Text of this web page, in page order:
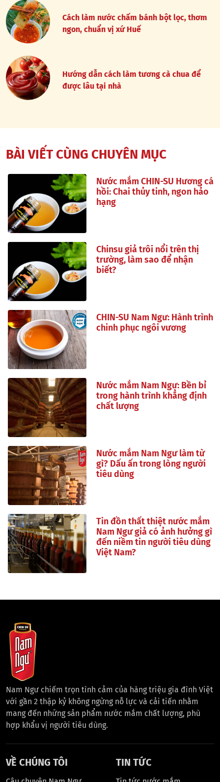
Cách làm nước chấm bánh bột lọc, thơm
ngon, chuẩn vị xứ Huế
Hướng dẫn cách làm tương cà chua để
được lâu tại nhà
BÀI VIẾT CÙNG CHUYÊN MỤC
Nước mắm CHIN-SU Hương cá
hồi: Chai thủy tinh, ngon hảo
hạng
Chinsu giả trôi nổi trên thị
trường, làm sao để nhận
biết?
CHIN-SU Nam Ngư: Hành trình
chinh phục ngôi vương
Nước mắm Nam Ngư: Bền bỉ
trong hành trình khẳng định
chất lượng
Nước mắm Nam Ngư làm từ
gì? Dấu ấn trong lòng người
tiêu dùng
Tin đồn thất thiệt nước mắm
Nam Ngư giả có ảnh hưởng gì
đến niềm tin người tiêu dùng
Việt Nam?
Nam Ngư chiếm trọn tình cảm của hàng triệu gia đình Việt
với gần 2 thập kỷ không ngừng nỗ lực và cải tiến nhằm
mang đến những sản phẩm nước mắm chất lượng, phù
hợp khẩu vị người tiêu dùng.
VỀ CHÚNG TÔI TIN TỨC